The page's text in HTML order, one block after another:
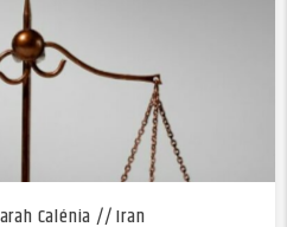
Calénia // Iran